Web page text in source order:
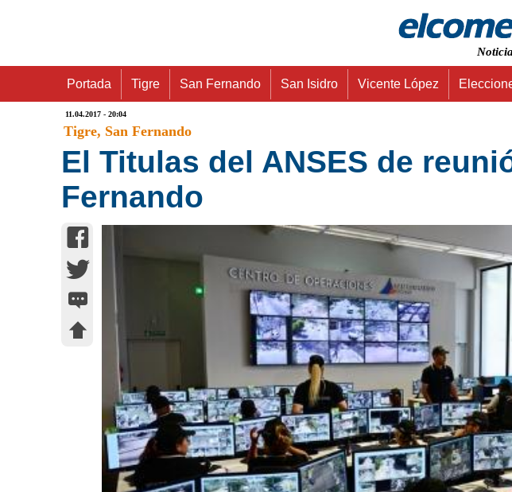
Portada Tigre San Fernando San Isidro Vicente López
11.04.2017 - 20:04
Tigre, San Fernando
El Titulas del ANSES de
Fernando